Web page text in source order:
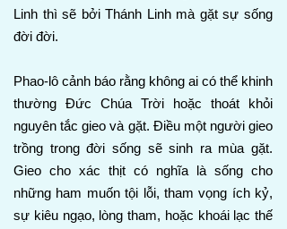
Linh thì sẽ bởi Thánh Linh mà gặt sự sống
đời đời.
Phao-lô cảnh báo rằng không ai có thể khinh
thường Đức Chúa Trời hoặc thoát khỏi
nguyên tắc gieo và gặt. Điều một người gieo
trồng trong đời sống sẽ sinh ra mùa gặt.
Gieo cho xác thịt có nghĩa là sống cho
những ham muốn tội lỗi, tham vọng ích kỷ,
sự kiêu ngạo, lòng tham, hoặc khoái lạc thế